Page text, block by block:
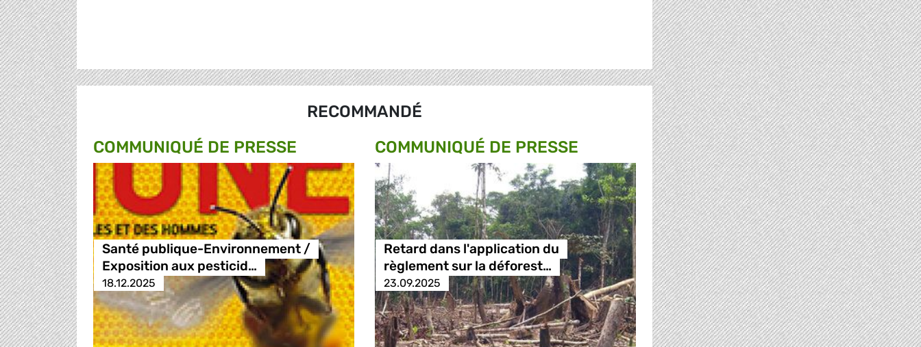
RECOMMANDÉ
COMMUNIQUÉ DE PRESSE
Santé publique-Environnement /
Exposition aux pesticid…
18.12.2025
COMMUNIQUÉ DE PRESSE
Retard dans l'application du
règlement sur la déforest…
23.09.2025